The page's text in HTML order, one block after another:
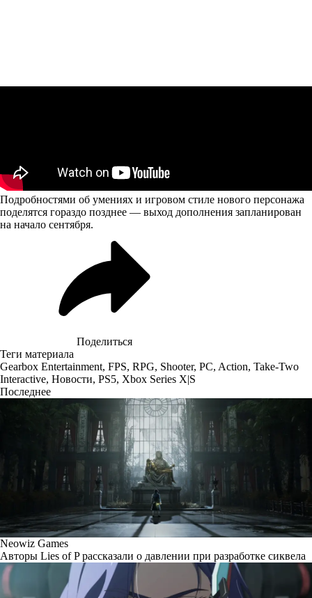
Подробностями об умениях и игровом стиле нового персонажа
поделятся гораздо позднее — выход дополнения запланирован
на начало сентября.
Поделиться
Теги материала
Gearbox Entertainment, FPS, RPG, Shooter, PC, Action, Take-Two
Interactive, Новости, PS5, Xbox Series X|S
Последнее
Neowiz Games
Авторы Lies of P рассказали о давлении при разработке сиквела